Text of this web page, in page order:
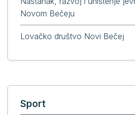
Novom Bečeju
Lovačko društvo Novi Bečej
Sport